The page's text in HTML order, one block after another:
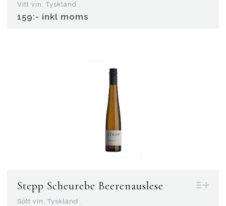
Vitt vin, Tyskland ,
159:- inkl moms
Stepp Scheurebe Beerenauslese
Sött vin, Tyskland ,